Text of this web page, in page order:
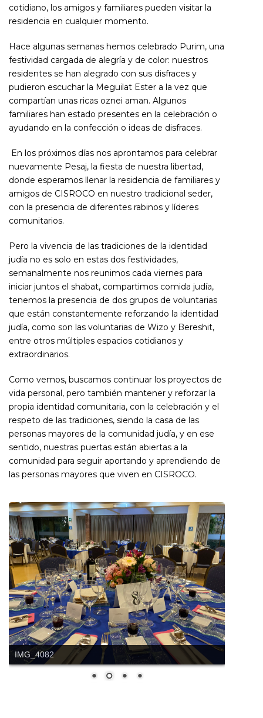
cotidiano, los amigos y familiares pueden visitar la
residencia en cualquier momento.
Hace algunas semanas hemos celebrado Purim, una
festividad cargada de alegría y de color: nuestros
residentes se han alegrado con sus disfraces y
pudieron escuchar la Meguilat Ester a la vez que
compartían unas ricas oznei aman. Algunos
familiares han estado presentes en la celebración o
ayudando en la confección o ideas de disfraces.
En los próximos días nos aprontamos para celebrar
nuevamente Pesaj, la fiesta de nuestra libertad,
donde esperamos llenar la residencia de familiares y
amigos de CISROCO en nuestro tradicional seder,
con la presencia de diferentes rabinos y líderes
comunitarios.
Pero la vivencia de las tradiciones de la identidad
judía no es solo en estas dos festividades,
semanalmente nos reunimos cada viernes para
iniciar juntos el shabat, compartimos comida judía,
tenemos la presencia de dos grupos de voluntarias
que están constantemente reforzando la identidad
judía, como son las voluntarias de Wizo y Bereshit,
entre otros múltiples espacios cotidianos y
extraordinarios.
Como vemos, buscamos continuar los proyectos de
vida personal, pero también mantener y reforzar la
propia identidad comunitaria, con la celebración y el
respeto de las tradiciones, siendo la casa de las
personas mayores de la comunidad judía, y en ese
sentido, nuestras puertas están abiertas a la
comunidad para seguir aportando y aprendiendo de
las personas mayores que viven en CISROCO.
IMG_4082